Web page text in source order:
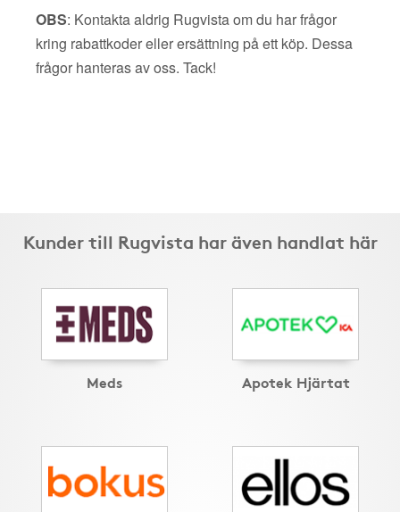
OBS: Kontakta aldrig Rugvista om du har frågor
kring rabattkoder eller ersättning på ett köp. Dessa
frågor hanteras av oss. Tack!
Kunder till Rugvista har även handlat här
Meds Apotek Hjärtat